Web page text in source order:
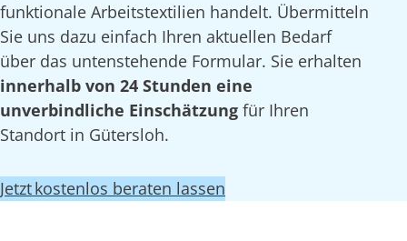
funktionale Arbeitstextilien handelt. Übermitteln
Sie uns dazu einfach Ihren aktuellen Bedarf
über das untenstehende Formular. Sie erhalten
innerhalb von 24 Stunden eine
unverbindliche Einschätzung für Ihren
Standort in Gütersloh.
Jetzt kostenlos beraten lassen